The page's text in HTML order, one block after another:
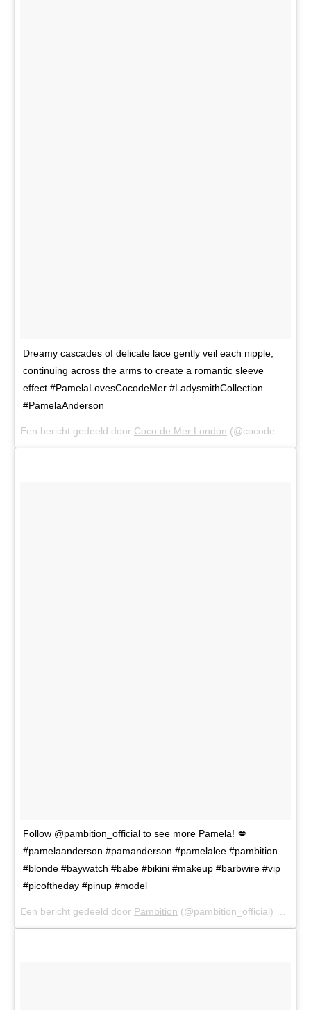
Dreamy cascades of delicate lace gently veil each nipple,
continuing across the arms to create a romantic sleeve
effect #PamelaLovesCocodeMer #LadysmithCollection
#PamelaAnderson
Een bericht gedeeld door Coco de Mer London (@cocodemeruk) op
Follow @pambition_official to see more Pamela! 💋
#pamelaanderson #pamanderson #pamelalee #pambition
#blonde #baywatch #babe #bikini #makeup #barbwire #vip
#picoftheday #pinup #model
Een bericht gedeeld door Pambition (@pambition_official) op